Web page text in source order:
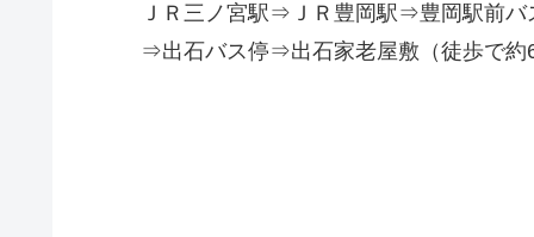
ＪＲ三ノ宮駅⇒ＪＲ豊岡駅⇒豊岡駅前バ
⇒出石バス停⇒出石家老屋敷（徒歩で約6